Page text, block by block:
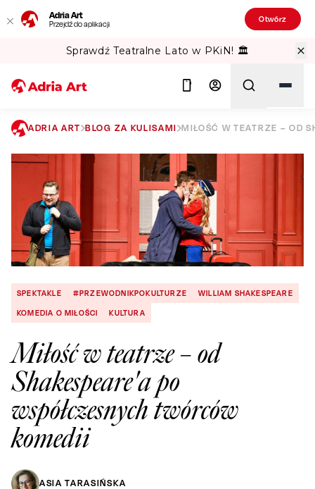
Adria Art
Przejdź do aplikacji Otwórz
Sprawdź Teatralne Lato w PKiN! 🏛️
Szukaj
ADRIA ART BLOG ZA KULISAMI MIŁOŚĆ W TEATRZE – OD
SPEKTAKLE #PRZEWODNIKPOKULTURZE
WILLIAM SHAKESPEARE
KOMEDIA O MIŁOŚCI
KULTURA
Miłość w teatrze – od
Shakespeare'a po
współczesnych twórców
komedii
ASIA TARASIŃSKA